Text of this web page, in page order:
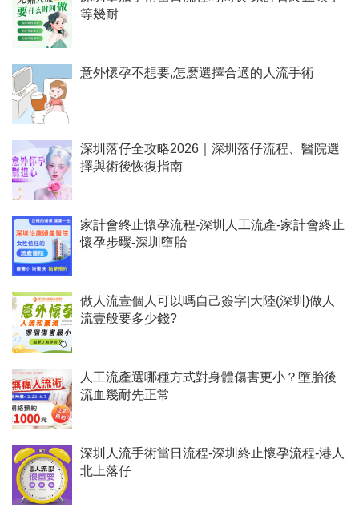
等幾耐
意外懷孕不想要,怎麽選擇合適的人流手術
深圳落仔全攻略2026｜深圳落仔流程、醫院選
擇與術後恢復指南
家計會終止懷孕流程-深圳人工流產-家計會終止
懷孕步驟-深圳墮胎
做人流壹個人可以嗎自己簽字|大陸(深圳)做人
流壹般要多少錢?
人工流產選哪種方式對身體傷害更小？墮胎後
流血幾耐先正常
深圳人流手術當日流程-深圳終止懷孕流程-港人
北上落仔